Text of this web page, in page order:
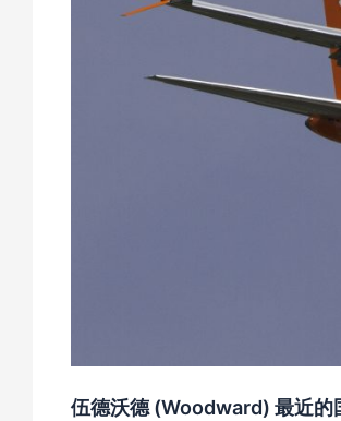
伍德沃德 (Woodward) 最近的